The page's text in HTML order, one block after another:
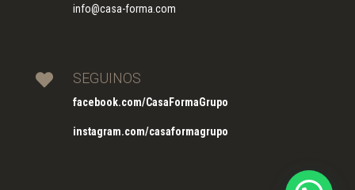
info@casa-forma.com
 SEGUINOS
facebook.com/CasaFormaGrupo
instagram.com/casaformagrupo